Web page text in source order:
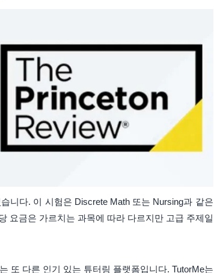
니다. 이 시험은 Discrete Math 또는 Nursing과 같은
요금은 가르치는 과목에 따라 다르지만 고급 주제일
또 다른 인기 있는 튜터링 플랫폼입니다. TutorMe는